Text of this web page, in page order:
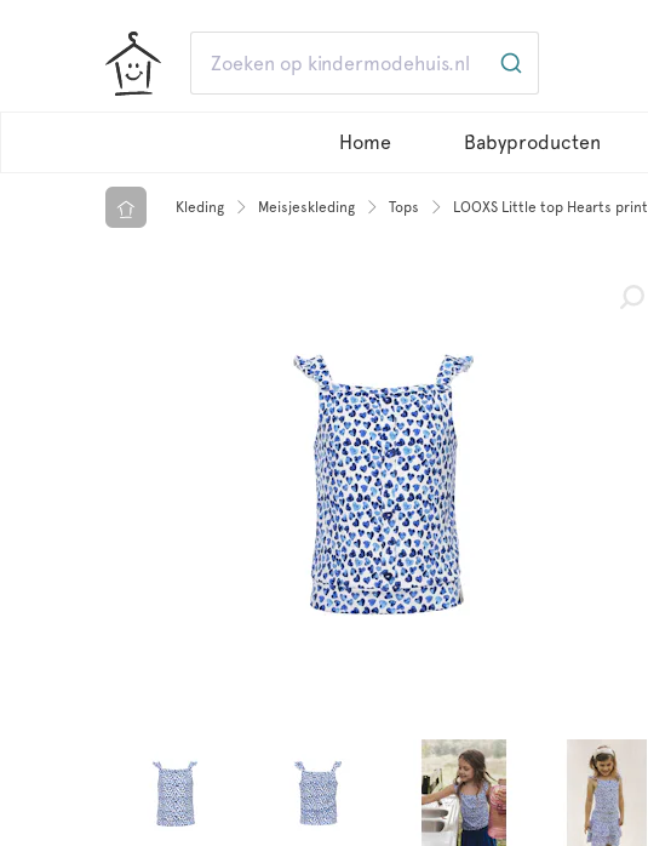
Home Babyproducten
Kleding Meisjeskleding Tops LOOXS Little top Hearts print